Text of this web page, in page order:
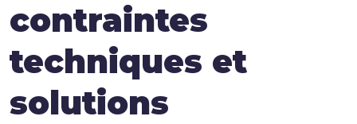
Contact
Documentation
contraintes
techniques et
solutions